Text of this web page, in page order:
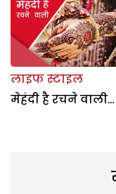
लाइफ स्टाइल
मेहंदी है रचने वाली…